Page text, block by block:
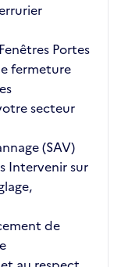
Portes
fermeture
secteur
(SAV)
Intervenir sur
de